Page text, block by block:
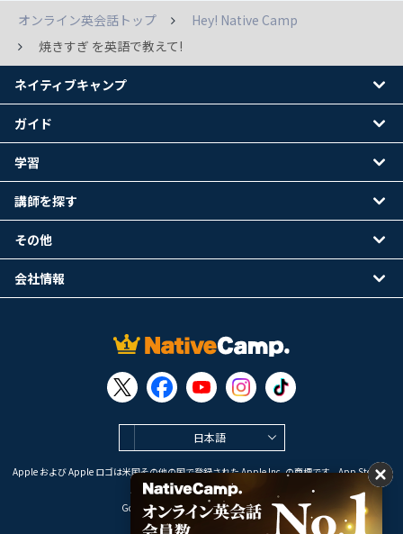
オンライン英会話トップ
Hey! Native Camp
焼きすぎ を英語で教えて!
日本語
Apple および Apple ロゴは米国その他の国で登録された Apple Inc. の商標です。App Store は
Apple Inc. のサービスマークです。
Google Play は Google LLC の商標です。
ネイティブキャンプ
ガイド
学習
講師を探す
その他
会社情報